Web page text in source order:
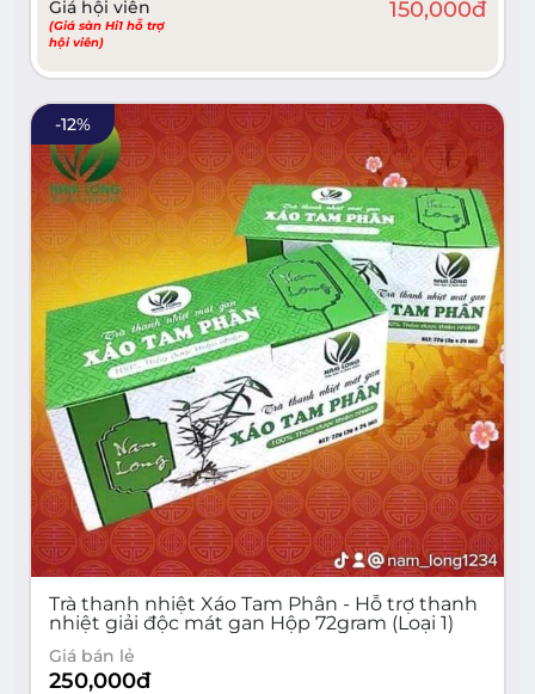
Giá hội viên
(Giá sàn Hi1 hỗ trợ
hội viên)
150,000đ
-12%
Trà thanh nhiệt Xáo Tam Phân - Hỗ trợ thanh
nhiệt giải độc mát gan Hộp 72gram (Loại 1)
Giá bán lẻ
250,000đ